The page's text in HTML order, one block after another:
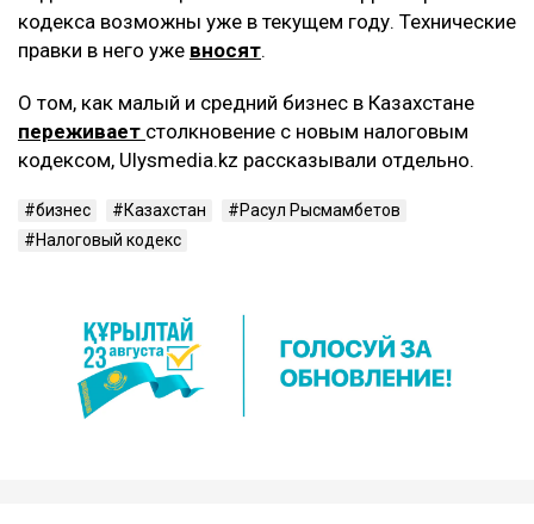
кодекса возможны уже в текущем году. Технические
правки в него уже вносят.
О том, как малый и средний бизнес в Казахстане
переживает столкновение с новым налоговым
кодексом, Ulysmedia.kz рассказывали отдельно.
бизнес Казахстан
Расул Рысмамбетов
Налоговый кодекс